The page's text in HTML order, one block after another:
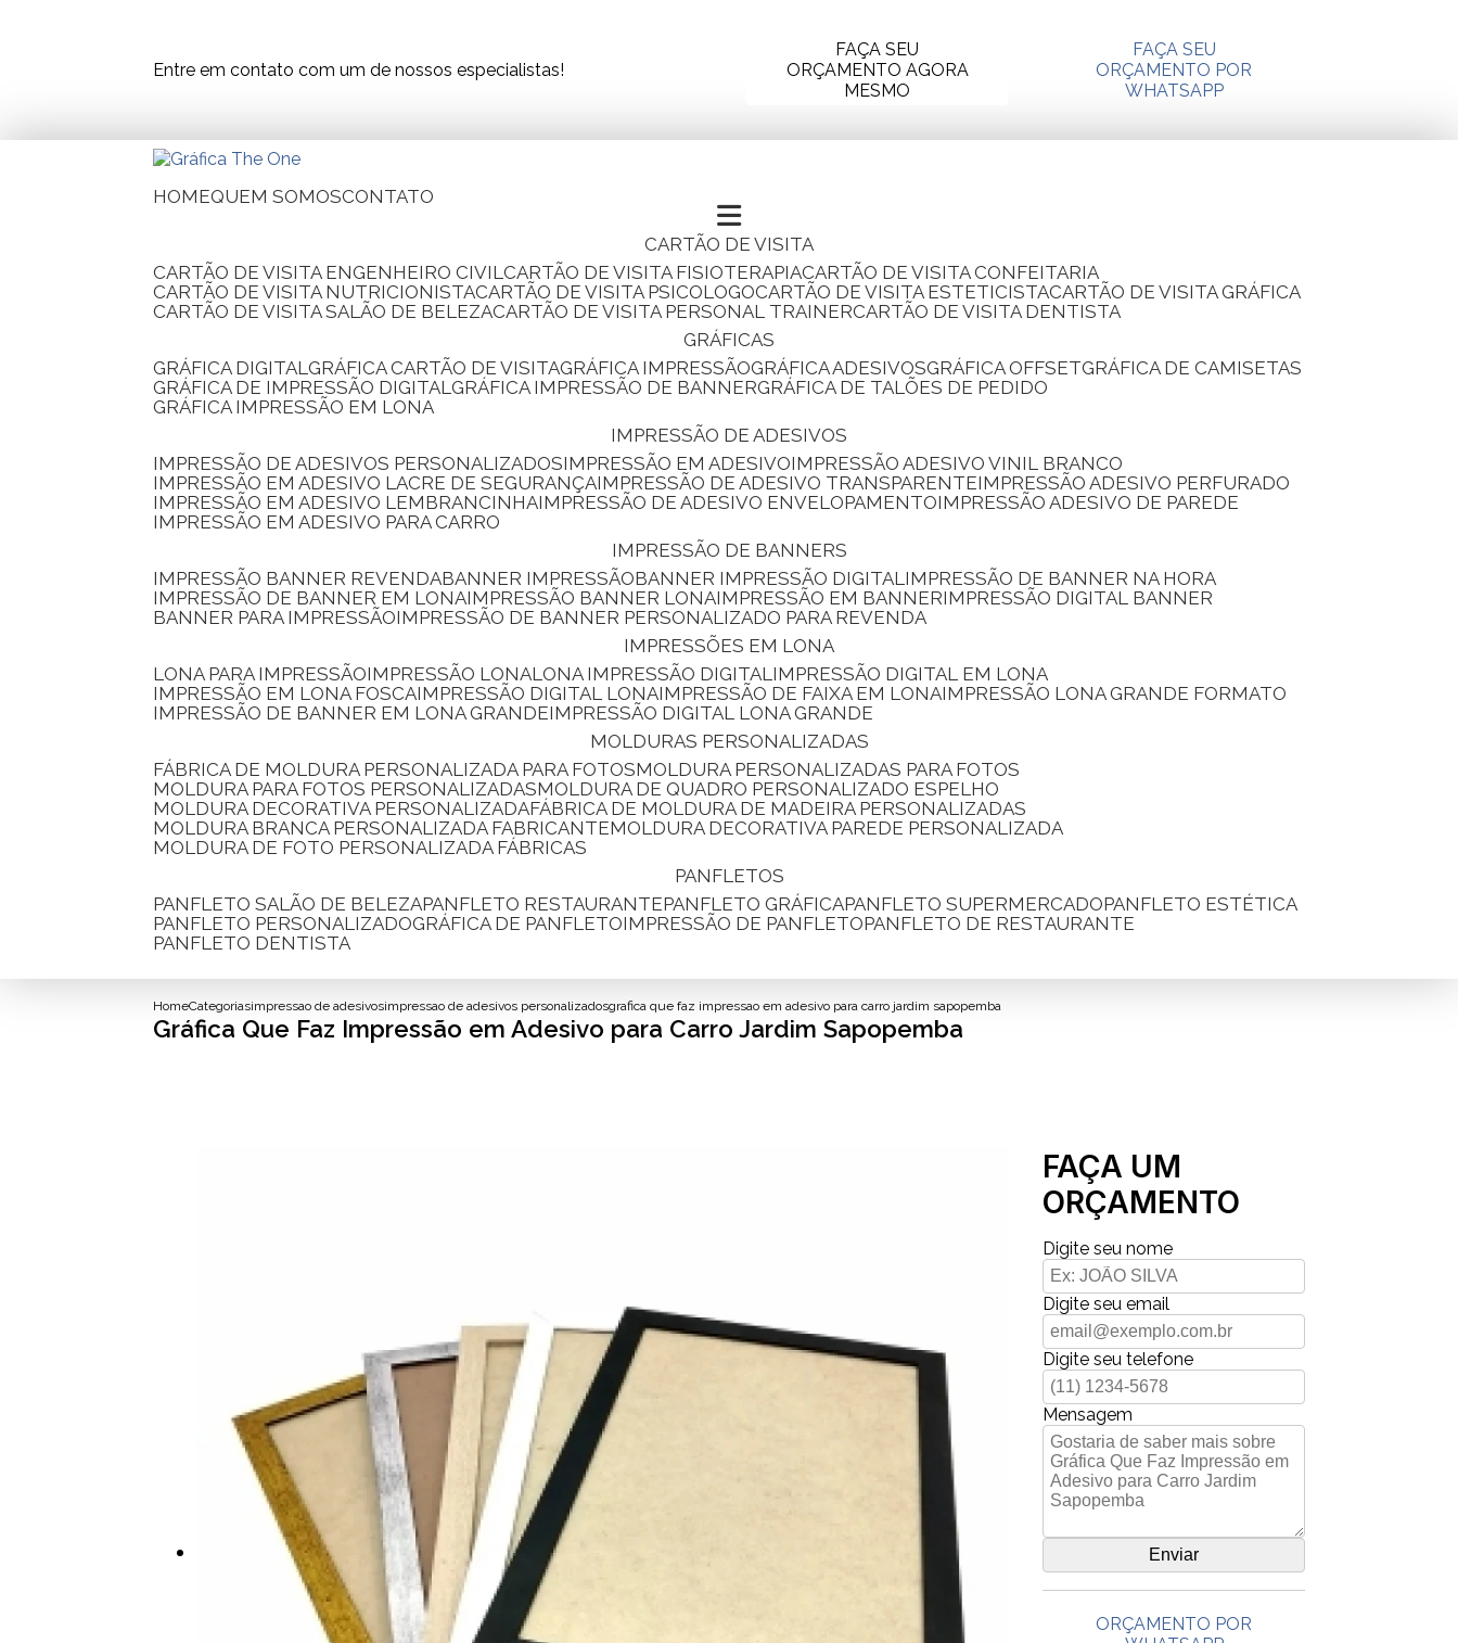
Entre em contato com um de nossos especialistas!
FAÇA SEU
ORÇAMENTO AGORA
MESMO
FAÇA SEU
ORÇAMENTO POR
WHATSAPP
HOME QUEM SOMOS CONTATO
CARTÃO DE VISITA
CARTÃO DE VISITA ENGENHEIRO CIVIL CARTÃO DE VISITA FISIOTERAPIA CARTÃO DE VISITA CONFEITARIA
CARTÃO DE VISITA NUTRICIONISTA CARTÃO DE VISITA PSICOLOGO CARTÃO DE VISITA ESTETICISTA CARTÃO DE VISITA GRÁFICA
CARTÃO DE VISITA SALÃO DE BELEZA CARTÃO DE VISITA PERSONAL TRAINER CARTÃO DE VISITA DENTISTA
GRÁFICAS
GRÁFICA DIGITAL
GRÁFICA CARTÃO DE VISITA GRÁFICA IMPRESSÃO GRÁFICA ADESIVOS GRÁFICA OFFSET
GRÁFICA DE CAMISETAS
GRÁFICA DE IMPRESSÃO DIGITAL
GRÁFICA IMPRESSÃO DE BANNER
GRÁFICA DE TALÕES DE PEDIDO
GRÁFICA IMPRESSÃO EM LONA
IMPRESSÃO DE ADESIVOS
IMPRESSÃO DE ADESIVOS PERSONALIZADOS IMPRESSÃO EM ADESIVO IMPRESSÃO ADESIVO VINIL BRANCO
IMPRESSÃO EM ADESIVO LACRE DE SEGURANÇA IMPRESSÃO DE ADESIVO TRANSPARENTE IMPRESSÃO ADESIVO PERFURADO
IMPRESSÃO EM ADESIVO LEMBRANCINHA IMPRESSÃO DE ADESIVO ENVELOPAMENTO IMPRESSÃO ADESIVO DE PAREDE
IMPRESSÃO EM ADESIVO PARA CARRO
IMPRESSÃO DE BANNERS
IMPRESSÃO BANNER REVENDA
BANNER IMPRESSÃO BANNER IMPRESSÃO DIGITAL IMPRESSÃO DE BANNER NA HORA
IMPRESSÃO DE BANNER EM LONA IMPRESSÃO BANNER LONA IMPRESSÃO EM BANNER IMPRESSÃO DIGITAL BANNER
BANNER PARA IMPRESSÃO IMPRESSÃO DE BANNER PERSONALIZADO PARA REVENDA
IMPRESSÕES EM LONA
LONA PARA IMPRESSÃO IMPRESSÃO LONA LONA IMPRESSÃO DIGITAL IMPRESSÃO DIGITAL EM LONA
IMPRESSÃO EM LONA FOSCA IMPRESSÃO DIGITAL LONA IMPRESSÃO DE FAIXA EM LONA IMPRESSÃO LONA GRANDE FORMATO
IMPRESSÃO DE BANNER EM LONA GRANDE IMPRESSÃO DIGITAL LONA GRANDE
MOLDURAS PERSONALIZADAS
FÁBRICA DE MOLDURA PERSONALIZADA PARA FOTOS
MOLDURA PERSONALIZADAS PARA FOTOS
MOLDURA PARA FOTOS PERSONALIZADAS
MOLDURA DE QUADRO PERSONALIZADO ESPELHO
MOLDURA DECORATIVA PERSONALIZADA FÁBRICA DE MOLDURA DE MADEIRA PERSONALIZADAS
MOLDURA BRANCA PERSONALIZADA FABRICANTE
MOLDURA DECORATIVA PAREDE PERSONALIZADA
MOLDURA DE FOTO PERSONALIZADA FÁBRICAS
PANFLETOS
PANFLETO SALÃO DE BELEZA PANFLETO RESTAURANTE PANFLETO GRÁFICA PANFLETO SUPERMERCADO PANFLETO ESTÉTICA
PANFLETO PERSONALIZADO
GRÁFICA DE PANFLETO IMPRESSÃO DE PANFLETO PANFLETO DE RESTAURANTE
PANFLETO DENTISTA
HomeCategoriasimpressao de adesivosimpressao de adesivos personalizadosgrafica que faz impressao em adesivo para carro jardim sapopemba
Gráfica Que Faz Impressão em Adesivo para Carro Jardim Sapopemba
FAÇA UM
ORÇAMENTO
Digite seu nome
Digite seu email
Digite seu telefone
Mensagem
ORÇAMENTO POR